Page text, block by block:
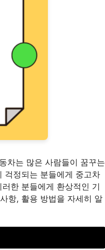
차는 많은 사람들이 꿈꾸는
걱정되는 분들에게 중고차
한 분들에게 환상적인 기
항, 활용 방법을 자세히 알